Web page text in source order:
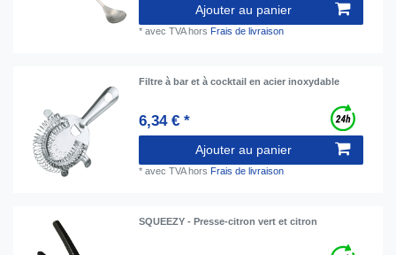
Ajouter au panier
*avec TVAhors Frais de livraison
Filtre à bar et à cocktail en acier inoxydable
6,34 € *
Ajouter au panier
*avec TVAhors Frais de livraison
SQUEEZY - Presse-citron vert et citron